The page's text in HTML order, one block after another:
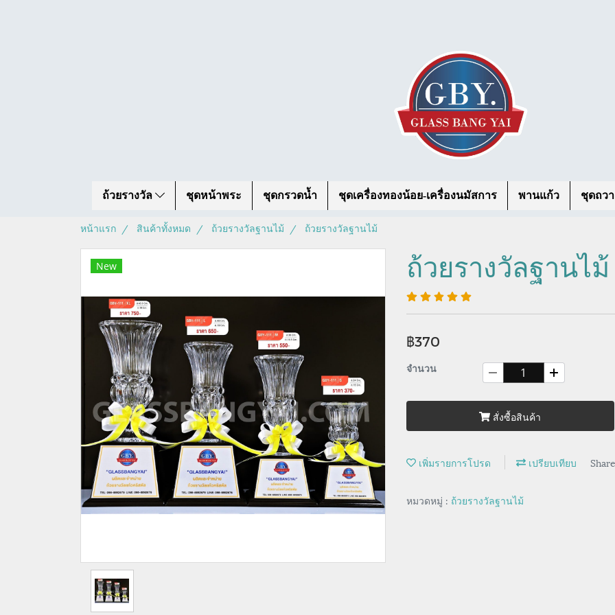
ถ้วยรางวัล ชุดหน้าพระ ชุดกรวดน้ำ ชุดเครื่องทองน้อย-เครื่องนมัสการ พานแก้ว ชุดถว
หน้าแรก สินค้าทั้งหมด ถ้วยรางวัลฐานไม้ ถ้วยรางวัลฐานไม้
New ถ้วยรางวัลฐานไม้
฿370
จำนวน
สั่งซื้อสินค้า
เพิ่มรายการโปรด เปรียบเทียบ Share
หมวดหมู่ : ถ้วยรางวัลฐานไม้